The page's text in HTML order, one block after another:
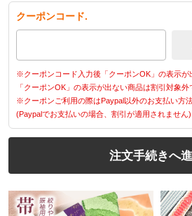
クーポンコード.
※クーポンコード入力後「クーポンOK」の表示が
「クーポンOK」の表示が出ない商品は割引対象外
※クーポンご利用の際はPaypal以外のお支払い方
(Paypalでお支払いの場合、割引が適用されません)
注文手続きへ